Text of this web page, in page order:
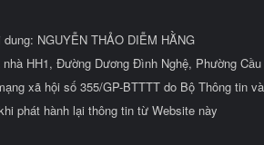
NGUYỄN THẢO DIỄM HẰNG
HH1, Đường Dương Đình Nghệ, Phường
xã hội số 355/GP-BTTTT do Bộ Thông tin
phát hành lại thông tin từ Website này